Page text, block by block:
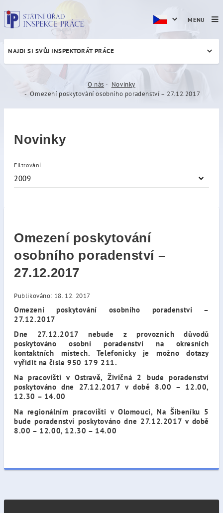
Omezení poskytování
NAJDI SI SVŮJ INSPEKTORÁT PRÁCE
O nás
Novinky
Omezení poskytování osobního poradenství – 27.12.2017
Novinky
Filtrování
2009
Omezení poskytování
osobního poradenství –
27.12.2017
Publikováno: 18. 12. 2017
Omezení poskytování osobního poradenství –
27.12.2017
Dne 27.12.2017 nebude z provozních důvodů
poskytováno osobní poradenství na okresních
kontaktních místech. Telefonicky je možno dotazy
vyřídit na čísle 950 179 211.
Na pracovišti v Ostravě, Živičná 2 bude poradenství
poskytováno dne 27.12.2017 v době 8.00 – 12.00,
12.30 – 14.00
Na regionálním pracovišti v Olomouci, Na Šibeníku 5
bude poradenství poskytováno dne 27.12.2017 v době
8.00 – 12.00, 12.30 – 14.00
MENU